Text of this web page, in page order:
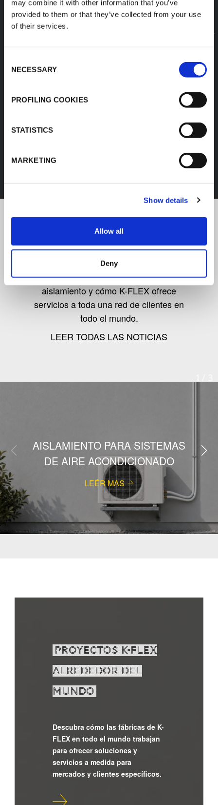
may combine it with other information that you’ve
provided to them or that they’ve collected from your use
of their services.
Selection
NECESSARY
PROFILING COOKIES
STATISTICS
MARKETING
Show details
Allow all
Deny
NOTICIAS DE K-FLEX
Siga las noticias de las novedades de
los productos, el mercado del
aislamiento y cómo K-FLEX ofrece
servicios a toda una red de clientes en
todo el mundo.
LEER TODAS LAS NOTICIAS
AISLAMIENTO PARA SISTEMAS
DE AIRE ACONDICIONADO
LEÉR MAS
PROYECTOS K-FLEX
ALREDEDOR DEL
MUNDO
Descubra cómo las fábricas de K-
FLEX en todo el mundo trabajan
para ofrecer soluciones y
servicios a medida para
mercados y clientes específicos.